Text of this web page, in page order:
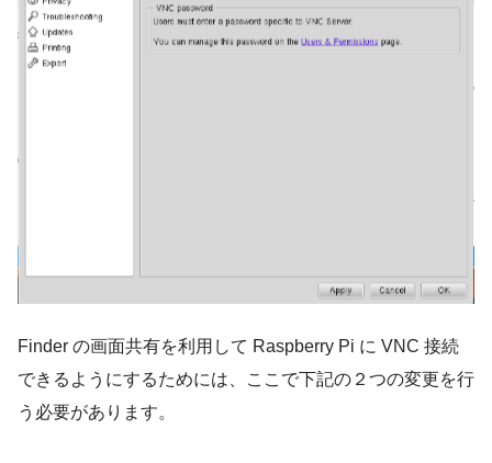
Finder の画面共有を利用して Raspberry Pi に VNC 接続
できるようにするためには、ここで下記の２つの変更を行
う必要があります。